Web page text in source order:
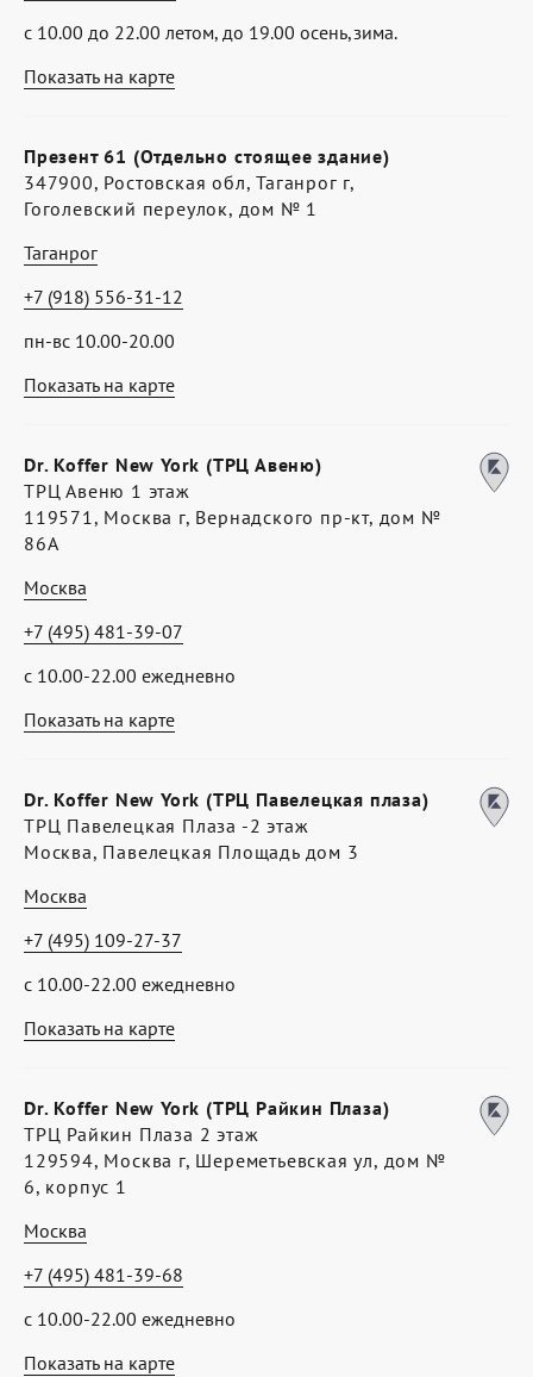
Показать на карте
с 10.00 до 22.00 летом, до 19.00 осень,зима.
Показать на карте
Презент 61 (Отдельно стоящее здание)
347900, Ростовская обл, Таганрог г,
Гоголевский переулок, дом № 1
Таганрог
пн-вс 10.00-20.00
+7 (918) 556-31-12
Показать на карте
Dr. Koffer New York (ТРЦ Авеню)
ТРЦ Авеню 1 этаж
119571, Москва г, Вернадского пр-кт, дом №
86А
Москва
с 10.00-22.00 ежедневно
+7 (495) 481-39-07
Показать на карте
Dr. Koffer New York (ТРЦ Павелецкая плаза)
ТРЦ Павелецкая Плаза -2 этаж
Москва, Павелецкая Площадь дом 3
Москва
с 10.00-22.00 ежедневно
+7 (495) 109-27-37
Показать на карте
Dr. Koffer New York (ТРЦ Райкин Плаза)
ТРЦ Райкин Плаза 2 этаж
129594, Москва г, Шереметьевская ул, дом №
6, корпус 1
Москва
с 10.00-22.00 ежедневно
+7 (495) 481-39-68